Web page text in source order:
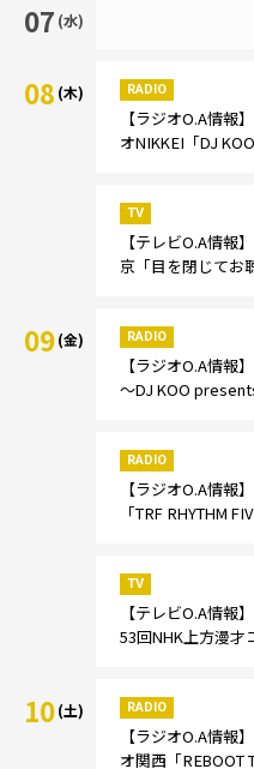
07 (水)
08 (木) RADIO
【ラジオO.A情報
オNIKKEI「DJ
TV
【テレビO.A情報
京「目を閉じてお
09(金) RADIO
【ラジオO.A情報
～DJ KOO
RADIO
【ラジオO.A情報
「TRF RHYTHM
TV
【テレビO.A情報
53回NHK上方漫才
10(土) RADIO
【ラジオO.A情報
オ関西「REBOOT